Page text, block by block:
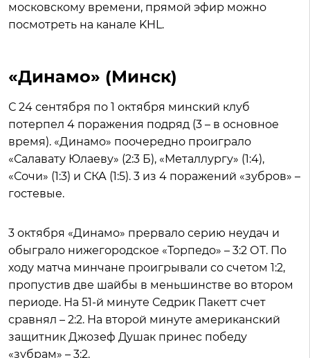
московскому времени, прямой эфир можно
посмотреть на канале KHL.
«Динамо» (Минск)
С 24 сентября по 1 октября минский клуб
потерпел 4 поражения подряд (3 – в основное
время). «Динамо» поочередно проиграло
«Салавату Юлаеву» (2:3 Б), «Металлургу» (1:4),
«Сочи» (1:3) и СКА (1:5). 3 из 4 поражений «зубров» –
гостевые.
3 октября «Динамо» прервало серию неудач и
обыграло нижегородское «Торпедо» – 3:2 ОТ. По
ходу матча минчане проигрывали со счетом 1:2,
пропустив две шайбы в меньшинстве во втором
периоде. На 51-й минуте Седрик Пакетт счет
сравнял – 2:2. На второй минуте американский
защитник Джозеф Душак принес победу
«зубрам» – 3:2.